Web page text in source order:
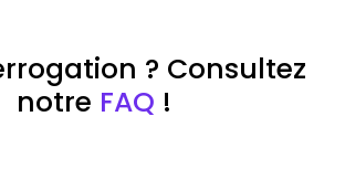
? Consultez
notre FAQ !